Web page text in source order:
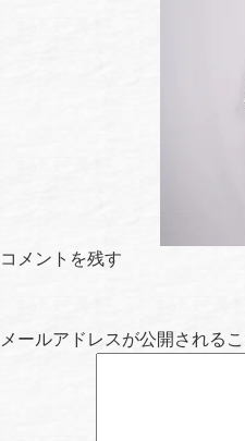
コメントを残す
メールアドレスが公開される